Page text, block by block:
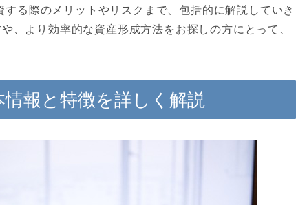
る際のメリットやリスクまで、包括的に解説していき
、より効率的な資産形成方法をお探しの方にとって、
報と特徴を詳しく解説